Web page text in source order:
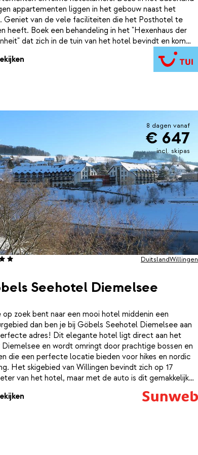
appartementen liggen in het gebouw naast het
Geniet van de vele faciliteiten die het Posthotel te
in het "Hexenhaus der
dat zich in de tuin van het hotel bevindt en kom
tijdens een aroma-, kleur- of muziektherapie. In de
Oase vind je een blokhut-sauna, stoombad,
en relaxruimte. Hier bevindt zich ook het
8 dagen vanaf
€ 647
incl. skipas
Seehotel Diemelsee
DuitslandWillingen
op zoek bent naar een mooi hotel middenin een
dan ben je bij Göbels Seehotel Diemelsee aan
adres! Dit elegante hotel ligt direct aan het
Diemelsee en wordt omringt door prachtige bossen en
die een perfecte locatie bieden voor hikes en nordic
Het skigebied van Willingen bevindt zich op 17
van het hotel, maar met de auto is dit gemakkelijk
Je verblijft in een comfortabele en ruime kamer,
je gauw thuis zult voelen. Wanneer je terugkomt van